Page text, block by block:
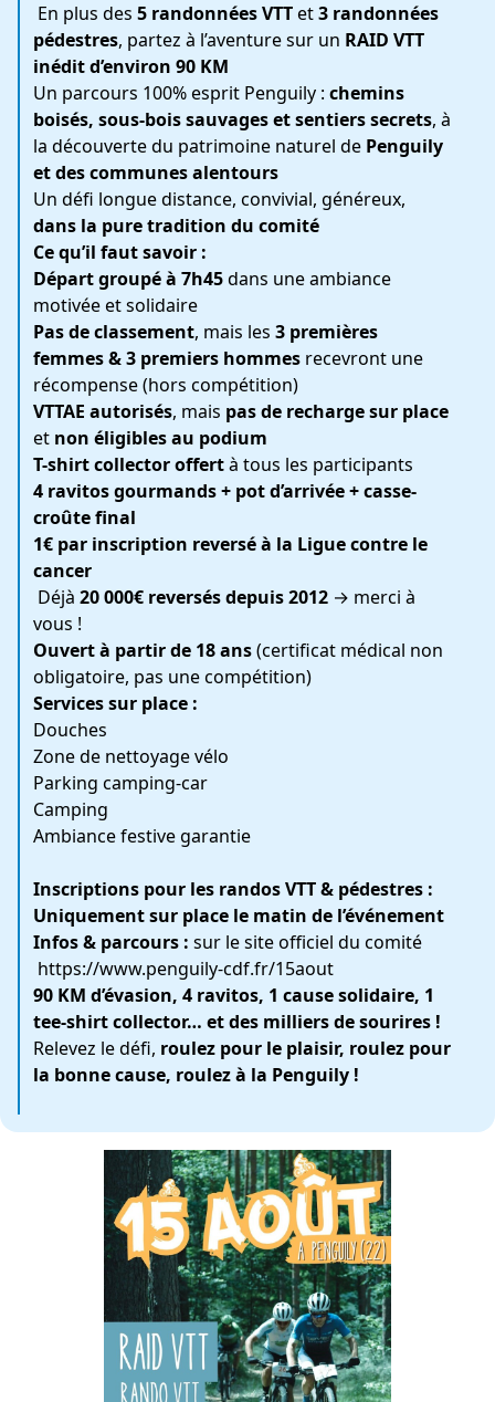
En plus des 5 randonnées VTTet3 randonnées
pédestres, partez à l’aventure sur un RAID VTT
inédit d’environ 90 KM
Un parcours 100% esprit Penguily : chemins
boisés, sous-bois sauvages et sentiers secrets, à
la découverte du patrimoine naturel de Penguily
et des communes alentours
Un défi longue distance, convivial, généreux,
dans la pure tradition du comité
Ce qu’il faut savoir :
Départ groupé à 7h45dans une ambiance
motivée et solidaire
Pas de classement, mais les 3 premières
femmes & 3 premiers hommes recevront une
récompense (hors compétition)
VTTAE autorisés, mais pas de recharge sur place
et non éligibles au podium
T-shirt collector offertà tous les participants
4 ravitos gourmands + pot d’arrivée + casse-
croûte final
1€ par inscription reversé à la Ligue contre le
cancer
️ Déjà 20 000€ reversés depuis 2012 → merci à
vous !
Ouvert à partir de 18 ans(certificat médical non
obligatoire, pas une compétition)
Services sur place :
Douches
Zone de nettoyage vélo
Parking camping-car
Camping
Ambiance festive garantie
Inscriptions pour les randos VTT & pédestres :
Uniquement sur place le matin de l’événement
Infos & parcours : sur le site officiel du comité
https://www.penguily-cdf.fr/15aout
90 KM d’évasion, 4 ravitos, 1 cause solidaire, 1
tee-shirt collector… et des milliers de sourires !
Relevez le défi, roulez pour le plaisir, roulez pour
la bonne cause, roulez à la Penguily !